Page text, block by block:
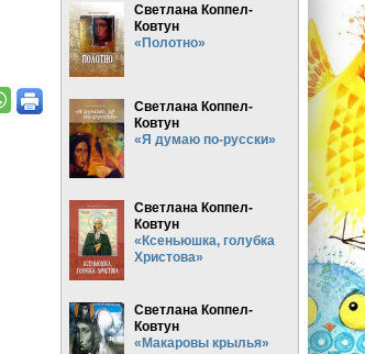
Светлана Коппел-
Ковтун
«Полотно»
Светлана Коппел-
Ковтун
«Я думаю по-русски»
Светлана Коппел-
Ковтун
«Ксеньюшка, голубка
Христова»
Светлана Коппел-
Ковтун
«Макаровы крылья»